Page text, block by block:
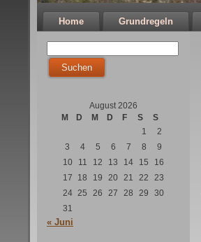
Home Grundregeln
August 2026
M
D M D F S
S
1
2
3
4 5 6 7 8
9
10
11 12 13 14 15
16
17
18 19 20 21 22
23
24 25 26 27 28 29
30
31
« Juni